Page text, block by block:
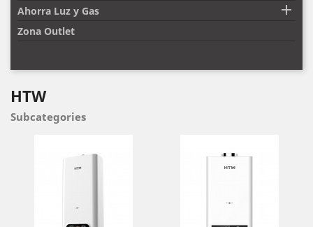
Ahorra Luz y Gas

Zona Outlet
HTW
Subcategories